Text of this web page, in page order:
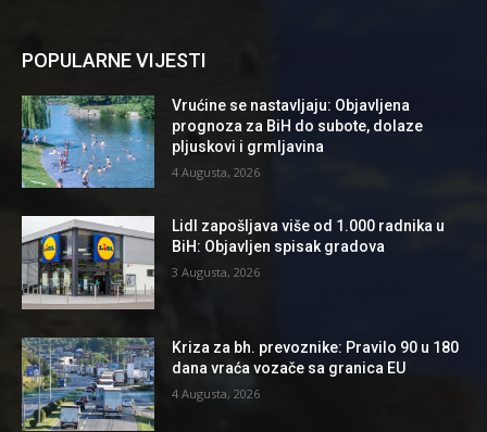
POPULARNE VIJESTI
Vrućine se nastavljaju: Objavljena
prognoza za BiH do subote, dolaze
pljuskovi i grmljavina
4 Augusta, 2026
Lidl zapošljava više od 1.000 radnika u
BiH: Objavljen spisak gradova
3 Augusta, 2026
Kriza za bh. prevoznike: Pravilo 90 u 180
dana vraća vozače sa granica EU
4 Augusta, 2026